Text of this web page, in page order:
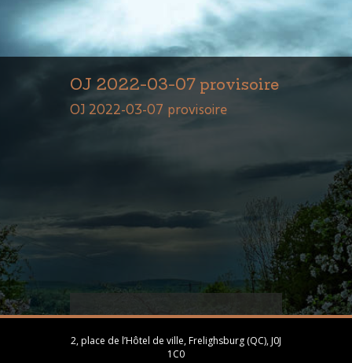
OJ 2022-03-07 provisoire
OJ 2022-03-07 provisoire
2, place de l’Hôtel de ville, Frelighsburg (QC), J0J
1C0